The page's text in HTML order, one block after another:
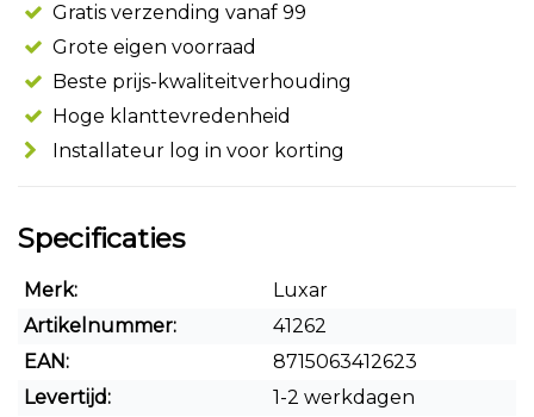
Gratis verzending vanaf 99
Grote eigen voorraad
Beste prijs-kwaliteitverhouding
Hoge klanttevredenheid
Installateur log in voor korting
Specificaties
Merk:
Luxar
Artikelnummer:
41262
EAN:
8715063412623
Levertijd:
1-2 werkdagen